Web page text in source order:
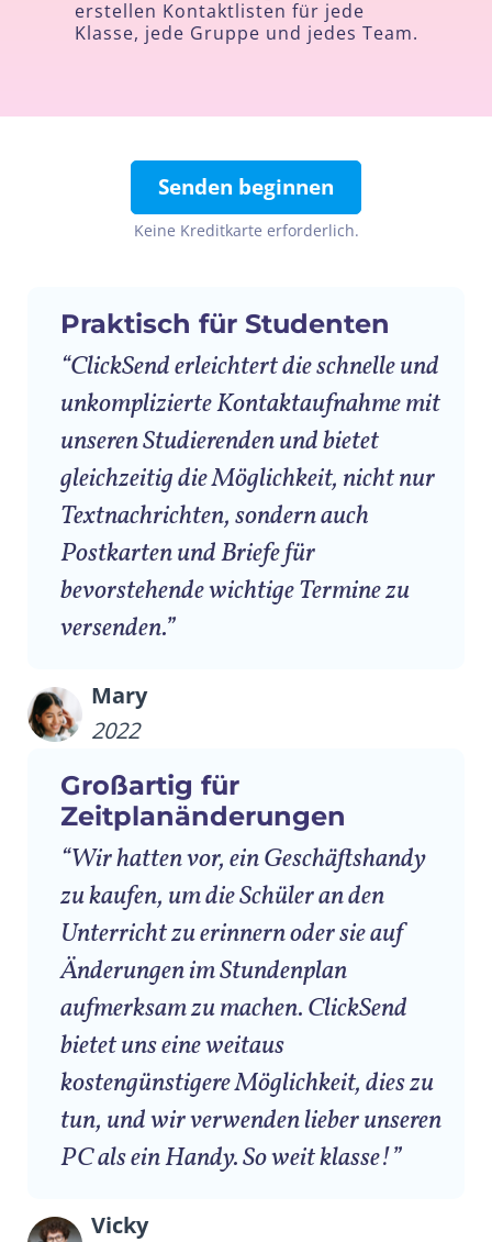
erstellen Kontaktlisten für jede
Klasse, jede Gruppe und jedes Team.
Senden beginnen
Keine Kreditkarte erforderlich.
Praktisch für Studenten
“ClickSend erleichtert die schnelle und
unkomplizierte Kontaktaufnahme mit
unseren Studierenden und bietet
gleichzeitig die Möglichkeit, nicht nur
Textnachrichten, sondern auch
Postkarten und Briefe für
bevorstehende wichtige Termine zu
versenden.”
Mary
2022
Großartig für
Zeitplanänderungen
“Wir hatten vor, ein Geschäftshandy
zu kaufen, um die Schüler an den
Unterricht zu erinnern oder sie auf
Änderungen im Stundenplan
aufmerksam zu machen. ClickSend
bietet uns eine weitaus
kostengünstigere Möglichkeit, dies zu
tun, und wir verwenden lieber unseren
PC als ein Handy. So weit klasse!”
Vicky